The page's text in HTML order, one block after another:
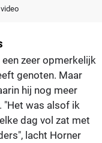
zeer opmerkelijk
genoten. Maar
hij nog meer
"Het was alsof ik
dag vol zat met
lacht Horner